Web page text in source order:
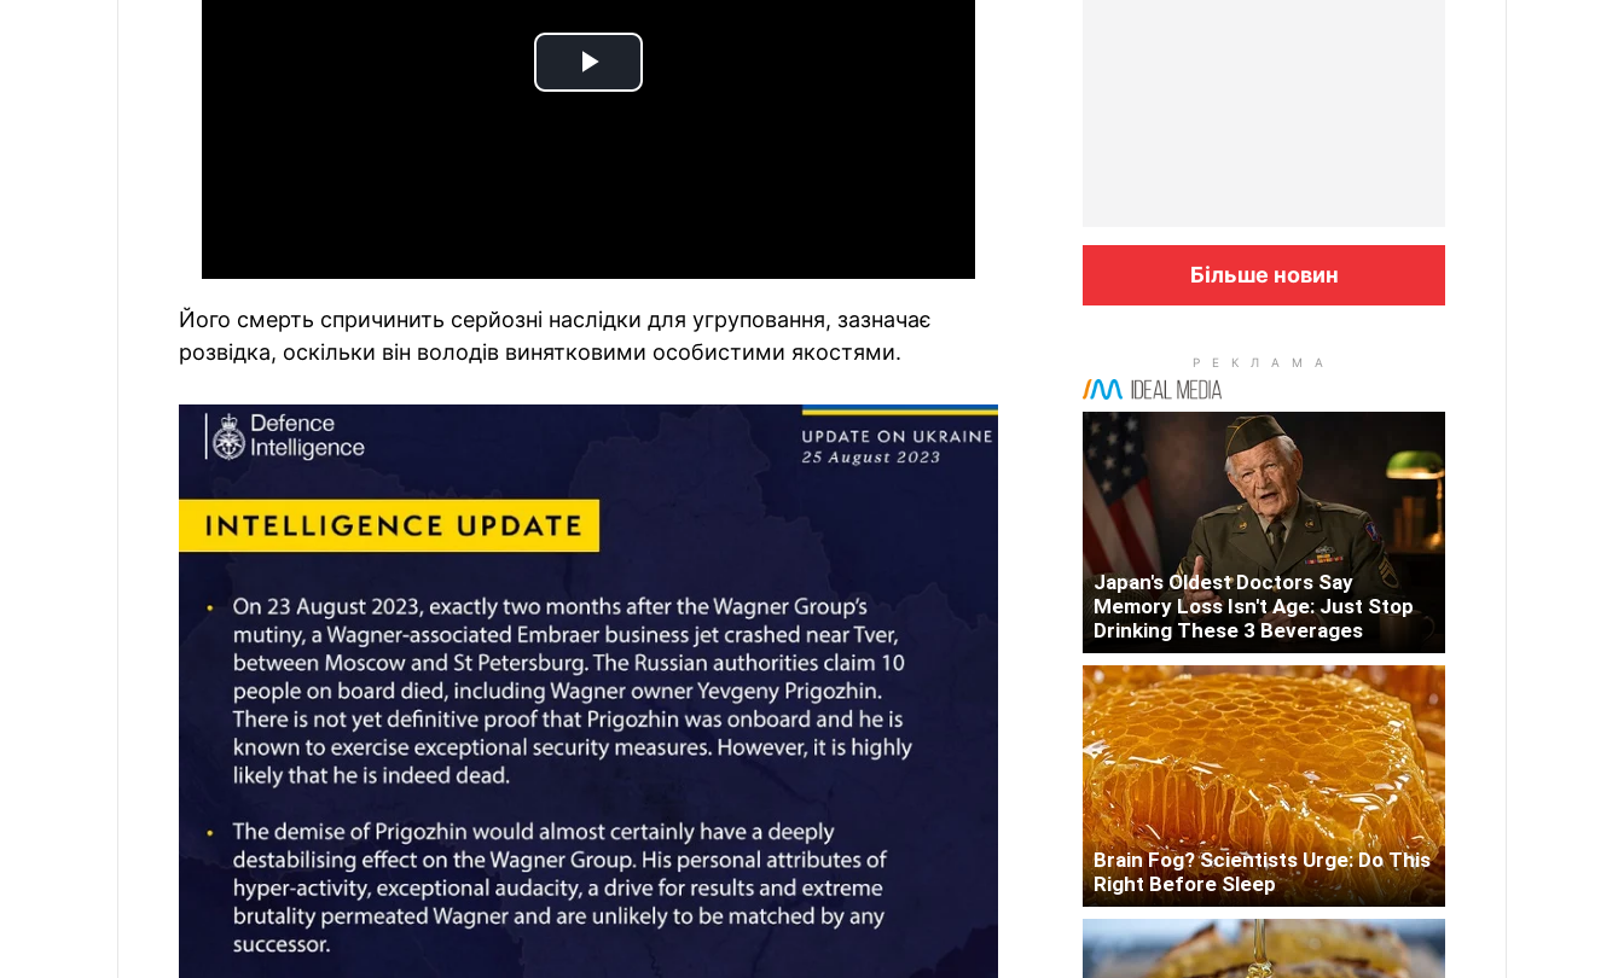
Play
Його смерть спричинить серйозні наслідки для угруповання, зазначає
розвідка, оскільки він володів винятковими особистими якостями.
Більше новин
Japan's Oldest Doctors Say
Memory Loss Isn't Age: Just Stop
Drinking These 3 Beverages
Brain Fog? Scientists Urge: Do This
Right Before Sleep